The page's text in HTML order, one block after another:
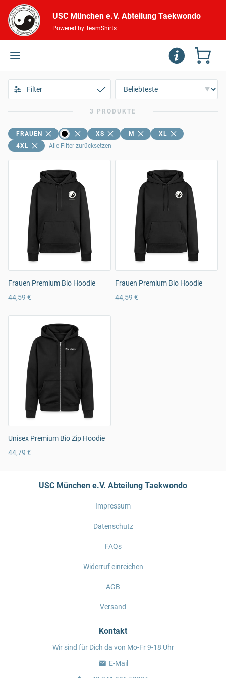
USC München e.V. Abteilung Taekwondo
Powered by TeamShirts
Filter
3 PRODUKTE
FRAUEN XS M
XL
4XL
Alle Filter zurücksetzen
Frauen Premium Bio Hoodie
44,59 €
Frauen Premium Bio Hoodie
44,59 €
Unisex Premium Bio Zip Hoodie
44,79 €
USC München e.V. Abteilung Taekwondo
Impressum
Datenschutz
FAQs
Widerruf einreichen
AGB
Versand
Kontakt
Wir sind für Dich da von Mo-Fr 9-18 Uhr
E-Mail